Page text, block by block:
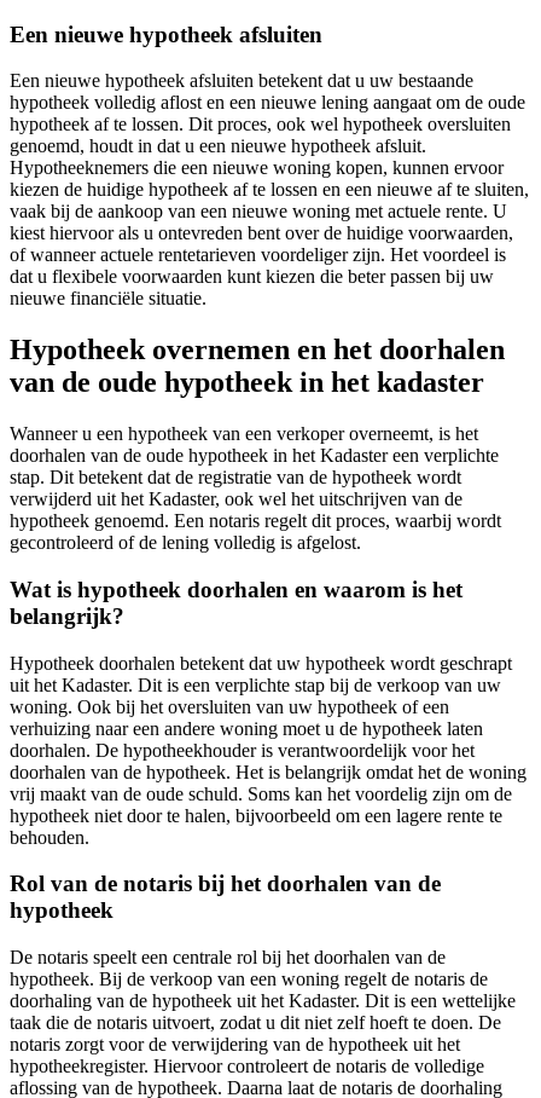
Een nieuwe hypotheek afsluiten
Een nieuwe hypotheek afsluiten betekent dat u uw bestaande
hypotheek volledig aflost en een nieuwe lening aangaat om de oude
hypotheek af te lossen. Dit proces, ook wel hypotheek oversluiten
genoemd, houdt in dat u een nieuwe hypotheek afsluit.
Hypotheeknemers die een nieuwe woning kopen, kunnen ervoor
kiezen de huidige hypotheek af te lossen en een nieuwe af te sluiten,
vaak bij de aankoop van een nieuwe woning met actuele rente. U
kiest hiervoor als u ontevreden bent over de huidige voorwaarden,
of wanneer actuele rentetarieven voordeliger zijn. Het voordeel is
dat u flexibele voorwaarden kunt kiezen die beter passen bij uw
nieuwe financiële situatie.
Hypotheek overnemen en het doorhalen
van de oude hypotheek in het kadaster
Wanneer u een hypotheek van een verkoper overneemt, is het
doorhalen van de oude hypotheek in het Kadaster een verplichte
stap. Dit betekent dat de registratie van de hypotheek wordt
verwijderd uit het Kadaster, ook wel het uitschrijven van de
hypotheek genoemd. Een notaris regelt dit proces, waarbij wordt
gecontroleerd of de lening volledig is afgelost.
Wat is hypotheek doorhalen en waarom is het
belangrijk?
Hypotheek doorhalen betekent dat uw hypotheek wordt geschrapt
uit het Kadaster. Dit is een verplichte stap bij de verkoop van uw
woning. Ook bij het oversluiten van uw hypotheek of een
verhuizing naar een andere woning moet u de hypotheek laten
doorhalen. De hypotheekhouder is verantwoordelijk voor het
doorhalen van de hypotheek. Het is belangrijk omdat het de woning
vrij maakt van de oude schuld. Soms kan het voordelig zijn om de
hypotheek niet door te halen, bijvoorbeeld om een lagere rente te
behouden.
Rol van de notaris bij het doorhalen van de
hypotheek
De notaris speelt een centrale rol bij het doorhalen van de
hypotheek. Bij de verkoop van een woning regelt de notaris de
doorhaling van de hypotheek uit het Kadaster. Dit is een wettelijke
taak die de notaris uitvoert, zodat u dit niet zelf hoeft te doen. De
notaris zorgt voor de verwijdering van de hypotheek uit het
hypotheekregister. Hiervoor controleert de notaris de volledige
aflossing van de hypotheek. Daarna laat de notaris de doorhaling